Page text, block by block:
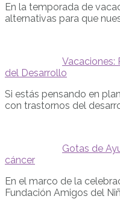
En la temporada de
alternativas para que
Vacaciones:
del Desarrollo
Si estás pensando en
con trastornos del
Gotas de
cáncer
En el marco de la
Fundación Amigos del